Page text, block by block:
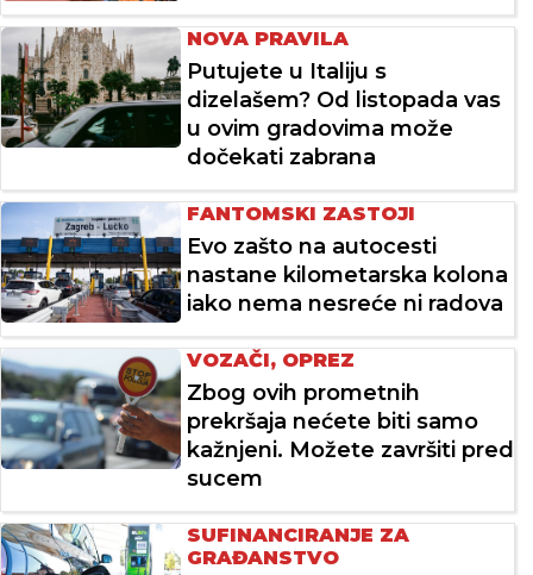
NOVA PRAVILA
Putujete u Italiju s
dizelašem? Od listopada vas
u ovim gradovima može
dočekati zabrana
FANTOMSKI ZASTOJI
Evo zašto na autocesti
nastane kilometarska kolona
iako nema nesreće ni radova
VOZAČI, OPREZ
Zbog ovih prometnih
prekršaja nećete biti samo
kažnjeni. Možete završiti pred
sucem
SUFINANCIRANJE ZA
GRAĐANSTVO